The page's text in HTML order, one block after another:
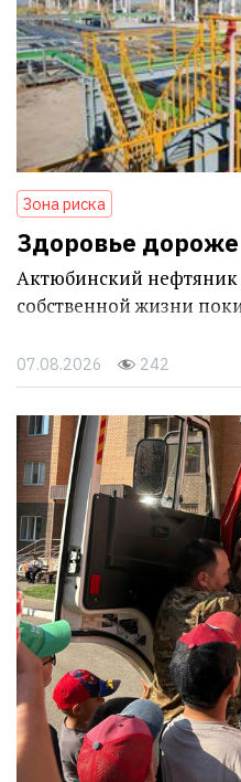
Зона риска
Здоровье
Актюбинский нефтяник
собственной жизни
07.08.2026 242